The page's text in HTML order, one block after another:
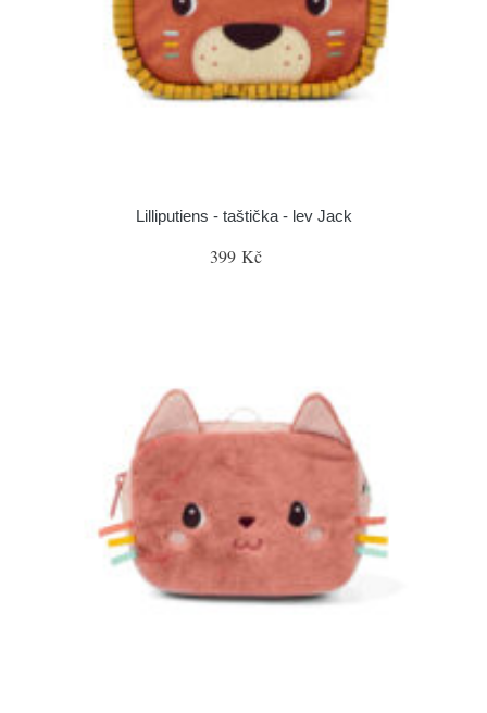
Lilliputiens - taštička - lev Jack
399 Kč